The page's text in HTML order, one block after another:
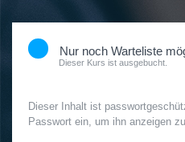
Nur noch Warteliste
Dieser Kurs ist ausgebucht.
Dieser Inhalt ist
Passwort ein, um ihn anzeigen